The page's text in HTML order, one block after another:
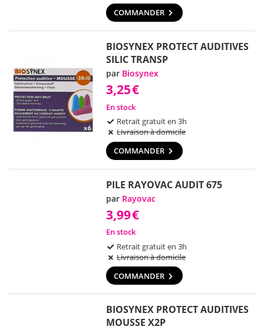
COMMANDER
BIOSYNEX PROTECT AUDITIVES
SILIC TRANSP
par Biosynex
3,25€
En stock
Retrait gratuit en 3h
Livraison à domicile
COMMANDER
PILE RAYOVAC AUDIT 675
par Rayovac
3,99€
En stock
Retrait gratuit en 3h
Livraison à domicile
COMMANDER
BIOSYNEX PROTECT AUDITIVES
MOUSSE X2P